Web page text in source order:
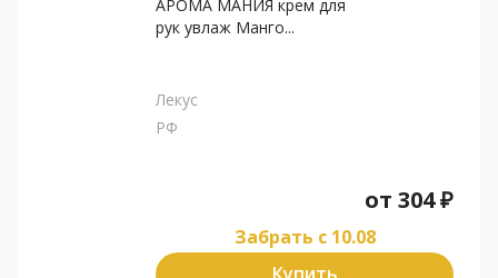
АРОМА МАНИЯ крем для
рук увлаж Манго...
Лекус
РФ
от 304₽
Забрать c 10.08